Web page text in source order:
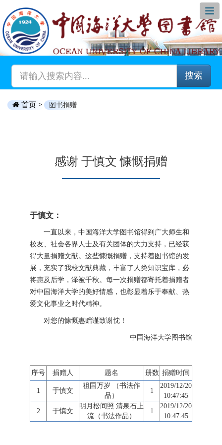
搜索
首页 > 图书捐赠
感谢 于慎文 慷慨捐赠
于慎文：
一直以来，中国海洋大学图书馆得到广大师生和
校友、社会各界人士及有关团体的大力支持，已经获
得大量捐赠文献。这些慷慨捐赠，支持着图书馆的发
展，充实了我校文献典藏，丰富了人类知识宝库，必
将惠及后学，泽被千秋。每一次捐赠都寄托着捐赠者
对中国海洋大学的美好情感，也彰显着乐于奉献、热
爱文化事业之时代精神。
对您的慷慨惠赠谨致谢忱！
中国海洋大学图书馆
序号 捐赠人 题名 册数 捐赠时间
1 于慎文
祖国万岁 （书法作
品）
1
2019/12/20
10:47:45
2 于慎文
明月松间照 清泉石上
流（书法作品）
1
2019/12/20
10:47:45